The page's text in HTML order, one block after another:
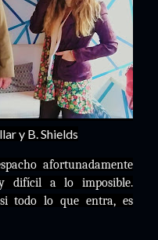
y B. Shields
afortunadamente
difícil a lo imposible.
todo lo que entra, es